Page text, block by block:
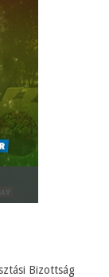
Bizottság